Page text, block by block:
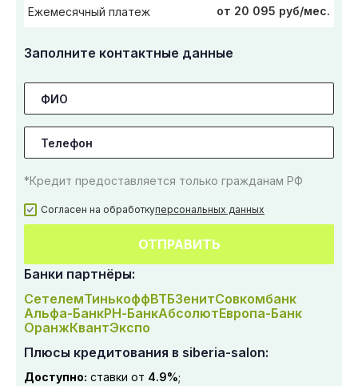
Ежемесячный платеж от 20 095 руб/мес.
Заполните контактные данные
*Кредит предоставляется только гражданам РФ
Согласен на обработкуперсональных данных
ОТПРАВИТЬ
Банки партнёры:
СетелемТинькоффВТБЗенитСовкомбанк
Альфа-БанкРН-БанкАбсолютЕвропа-Банк
ОранжКвантЭкспо
Плюсы кредитования в siberia-salon:
Доступно: ставки от 4.9%;